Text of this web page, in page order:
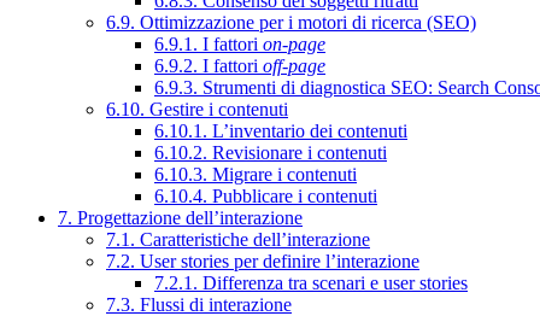
6.9. Ottimizzazione per i motori di ricerca (SEO)
6.9.1. I fattori on-page
6.9.2. I fattori off-page
6.9.3. Strumenti di diagnostica SEO: Search
6.10. Gestire i contenuti
6.10.1. L’inventario dei contenuti
6.10.2. Revisionare i contenuti
6.10.3. Migrare i contenuti
6.10.4. Pubblicare i contenuti
7. Progettazione dell’interazione
7.1. Caratteristiche dell’interazione
7.2. User stories per definire l’interazione
7.2.1. Differenza tra scenari e user stories
7.3. Flussi di interazione